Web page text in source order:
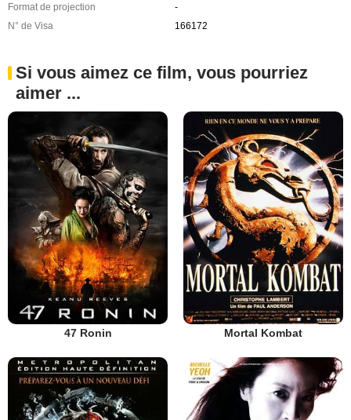
Format de projection
-
N° de Visa
166172
Si vous aimez ce film, vous pourriez
aimer ...
47 Ronin Mortal Kombat